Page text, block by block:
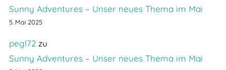
Sunny Adventures – Unser neues Thema im Mai
5. Mai 2025
pegl72zu
Sunny Adventures – Unser neues Thema im Mai